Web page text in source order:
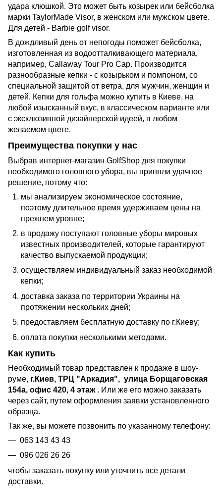
удара клюшкой. Это может быть козырек или бейсболка
марки TaylorMade Visor, в женском или мужском цвете.
Для детей - Barbie golf visor.
В дождливый день от непогоды поможет бейсболка,
изготовленная из водоотталкивающего материала,
например, Callaway Tour Pro Cap. Производится
разнообразные кепки - с козырьком и помпоном, со
специальной защитой от ветра, для мужчин, женщин и
детей. Кепки для гольфа можно купить в Киеве, на
любой изысканный вкус, в классическом варианте или
с эксклюзивной дизайнерской идеей, в любом
желаемом цвете.
Преимущества покупки у нас
Выбрав интернет-магазин GolfShop для покупки
необходимого головного убора, вы приняли удачное
решение, потому что:
мы анализируем экономическое состояние,
поэтому длительное время удерживаем цены на
прежнем уровне;
в продажу поступают головные уборы мировых
известных производителей, которые гарантируют
качество выпускаемой продукции;
осуществляем индивидуальный заказ необходимой
кепки;
доставка заказа по территории Украины на
протяжении нескольких дней;
предоставляем бесплатную доставку по г.Киеву;
оплата покупки несколькими методами.
Как купить
Необходимый товар представлен к продаже в шоу-
руме, г.Киев, ТРЦ "Аркадия", улица Борщаговская
154а, офис 420, 4 этаж. Или же его можно заказать
через сайт, путем оформления заявки установленного
образца.
Так же, вы можете позвонить по указанному телефону:
063 143 43 43
096 026 26 26
чтобы заказать покупку или уточнить все детали
доставки.